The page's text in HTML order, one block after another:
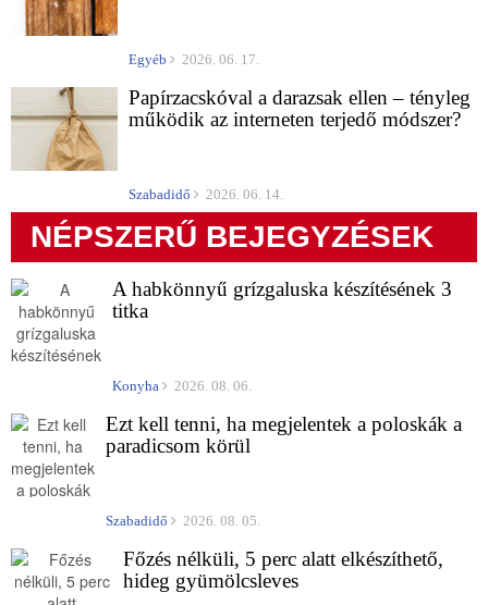
Egyéb 2026. 06. 17.
Papírzacskóval a darazsak ellen – tényleg
működik az interneten terjedő módszer?
Szabadidő 2026. 06. 14.
NÉPSZERŰ BEJEGYZÉSEK
A habkönnyű grízgaluska készítésének 3
titka
Konyha 2026. 08. 06.
Ezt kell tenni, ha megjelentek a poloskák a
paradicsom körül
Szabadidő 2026. 08. 05.
Főzés nélküli, 5 perc alatt elkészíthető,
hideg gyümölcsleves